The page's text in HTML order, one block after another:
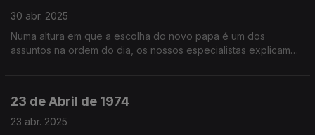
30 abr. 2025
Numa altura em que a escolha do novo papa é um dos
assuntos na ordem do dia, os nossos especialistas explicam
23 de Abril de 1974
23 abr. 2025